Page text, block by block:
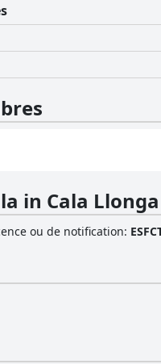
in Cala
ou de notification: